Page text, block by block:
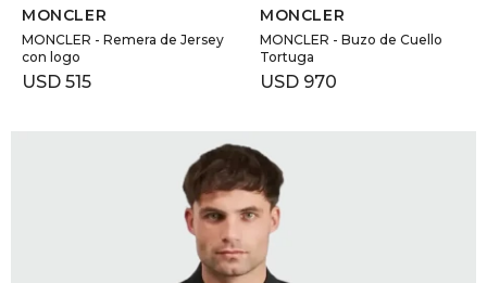
MONCLER
MONCLER - Remera de Jersey
con logo
USD 515
MONCLER
MONCLER - Buzo de Cuello
Tortuga
USD 970